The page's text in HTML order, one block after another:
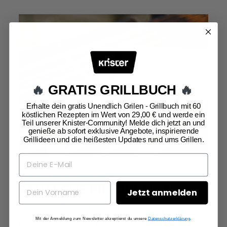
LANGLEBIGKEIT PUR
DEUTSCHE PRODUKTION
Alle Knister Grills werden mit
höchstem
Qualitätsstandardin Deutschland gefertigt. Solide
🔥 GRATIS GRILLBUCH 🔥
Erhalte dein gratis Unendlich Grilen - Grillbuch mit 60
köstlichen Rezepten im Wert von 29,00 € und werde ein
Teil unserer Knister-Community! Melde dich jetzt an und
genieße ab sofort exklusive Angebote, inspirierende
Grillideen und die heißesten Updates rund ums Grillen.
Jetzt anmelden
Mit der Anmeldung zum Newsletter akzeptierst du unsereDatenschutzerklärung